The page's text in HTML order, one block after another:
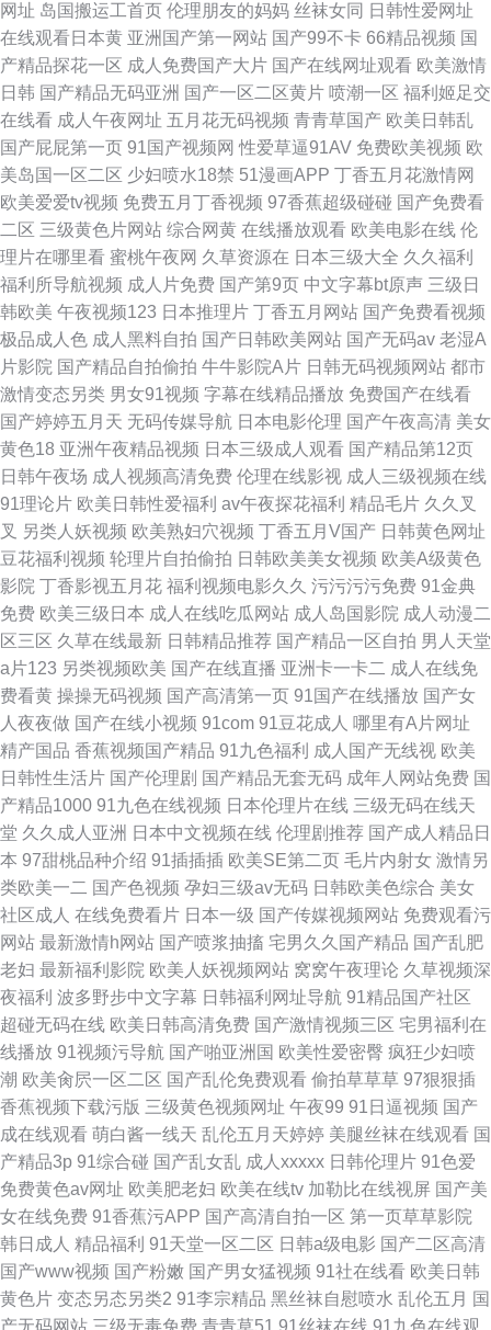
网址 岛国搬运工首页 伦理朋友的妈妈 丝袜女同 日韩性爱网址
在线观看日本黄 亚洲国产第一网站 国产99不卡 66精品视频 国
产精品探花一区 成人免费国产大片 国产在线网址观看 欧美激情
日韩 国产精品无码亚洲 国产一区二区黄片 喷潮一区 福利姬足交
在线看 成人午夜网址 五月花无码视频 青青草国产 欧美日韩乱
国产屁屁第一页 91国产视频网 性爱草逼91AV 免费欧美视频 欧
美岛国一区二区 少妇喷水18禁 51漫画APP 丁香五月花激情网
欧美爱爱tv视频 免费五月丁香视频 97香蕉超级碰碰 国产免费看
二区 三级黄色片网站 综合网黄 在线播放观看 欧美电影在线 伦
理片在哪里看 蜜桃午夜网 久草资源在 日本三级大全 久久福利
福利所导航视频 成人片免费 国产第9页 中文字幕bt原声 三级日
韩欧美 午夜视频123 日本推理片 丁香五月网站 国产免费看视频
极品成人色 成人黑料自拍 国产日韩欧美网站 国产无码av 老湿A
片影院 国产精品自拍偷拍 牛牛影院A片 日韩无码视频网站 都市
激情变态另类 男女91视频 字幕在线精品播放 免费国产在线看
国产婷婷五月天 无码传媒导航 日本电影伦理 国产午夜高清 美女
黄色18 亚洲午夜精品视频 日本三级成人观看 国产精品第12页
日韩午夜场 成人视频高清免费 伦理在线影视 成人三级视频在线
91理论片 欧美日韩性爱福利 av午夜探花福利 精品毛片 久久叉
叉 另类人妖视频 欧美熟妇穴视频 丁香五月V国产 日韩黄色网址
豆花福利视频 轮理片自拍偷拍 日韩欧美美女视频 欧美A级黄色
影院 丁香影视五月花 福利视频电影久久 污污污污免费 91金典
免费 欧美三级日本 成人在线吃瓜网站 成人岛国影院 成人动漫二
区三区 久草在线最新 日韩精品推荐 国产精品一区自拍 男人天堂
a片123 另类视频欧美 国产在线直播 亚洲卡一卡二 成人在线免
费看黄 操操无码视频 国产高清第一页 91国产在线播放 国产女
人夜夜做 国产在线小视频 91com 91豆花成人 哪里有A片网址
精产国品 香蕉视频国产精品 91九色福利 成人国产无线视 欧美
日韩性生活片 国产伦理剧 国产精品无套无码 成年人网站免费 国
产精品1000 91九色在线视频 日本伦理片在线 三级无码在线天
堂 久久成人亚洲 日本中文视频在线 伦理剧推荐 国产成人精品日
本 97甜桃品种介绍 91插插插 欧美SE第二页 毛片内射女 激情另
类欧美一二 国产色视频 孕妇三级av无码 日韩欧美色综合 美女
社区成人 在线免费看片 日本一级 国产传媒视频网站 免费观看污
网站 最新激情h网站 国产喷浆抽搐 宅男久久国产精品 国产乱肥
老妇 最新福利影院 欧美人妖视频网站 窝窝午夜理论 久草视频深
夜福利 波多野步中文字幕 日韩福利网址导航 91精品国产社区
超碰无码在线 欧美日韩高清免费 国产激情视频三区 宅男福利在
线播放 91视频污导航 国产啪亚洲国 欧美性爱密臀 疯狂少妇喷
潮 欧美肏屄一区二区 国产乱伦免费观看 偷拍草草草 97狠狠插
香蕉视频下载污版 三级黄色视频网址 午夜99 91日逼视频 国产
成在线观看 萌白酱一线天 乱伦五月天婷婷 美腿丝袜在线观看 国
产精品3p 91综合碰 国产乱女乱 成人xxxxx 日韩伦理片 91色爱
免费黄色av网址 欧美肥老妇 欧美在线tv 加勒比在线视屏 国产美
女在线免费 91香蕉污APP 国产高清自拍一区 第一页草草影院
韩日成人 精品福利 91天堂一区二区 日韩a级电影 国产二区高清
国产www视频 国产粉嫩 国产男女猛视频 91社在线看 欧美日韩
黄色片 变态另态另类2 91李宗精品 黑丝袜自慰喷水 乱伦五月 国